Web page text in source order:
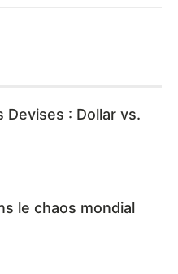
Devises : Dollar vs.
le chaos mondial